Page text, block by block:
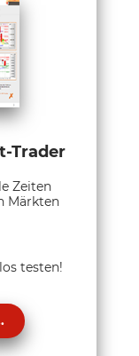
Trader
Zeiten
Märkten
testen!